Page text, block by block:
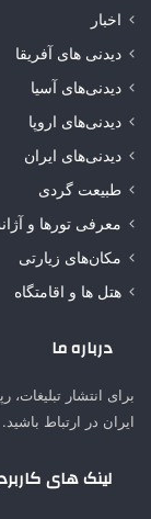
اخبار
دیدنی های آفریقا
دیدنی‌های آسیا
دیدنی‌های اروپا
دیدنی‌های ایران
طبیعت گردی
معرفی تورها و
مکان‌های زیارتی
هتل ها و اقامتگاه
درباره ما
برای انتشار تبلیغات،
ایران در ارتباط باشید.
لینک های